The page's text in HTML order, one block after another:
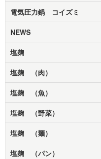
電気圧力鍋 コイズミ
NEWS
塩麹
塩麹 （肉）
塩麹 （魚）
塩麹 （野菜）
塩麹 （麺）
塩麹 （パン）